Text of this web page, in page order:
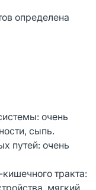
определена
очень
сыпь.
путей: очень
тракта:
мягкий